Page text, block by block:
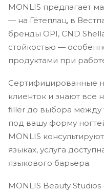
MONLIS предлагает
— на Гётеплац, в
бренды OPI, CND
стойкостью —
продуктами при
Сертифицированные
клиенток и знают все
filler до выбора между
под вашу форму
MONLIS
языках, услуга
языкового барьера.
MONLIS Beauty